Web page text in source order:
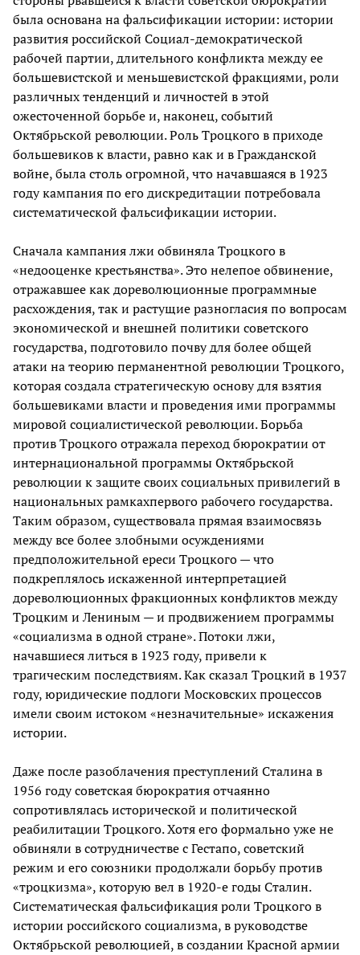
была основана на фальсификации истории: истории
развития российской Социал-демократической
рабочей партии, длительного конфликта между ее
большевистской и меньшевистской фракциями, роли
различных тенденций и личностей в этой
ожесточенной борьбе и, наконец, событий
Октябрьской революции. Роль Троцкого в приходе
большевиков к власти, равно как и в Гражданской
войне, была столь огромной, что начавшаяся в 1923
году кампания по его дискредитации потребовала
систематической фальсификации истории.
Сначала кампания лжи обвиняла Троцкого в
«недооценке крестьянства». Это нелепое обвинение,
отражавшее как дореволюционные программные
расхождения, так и растущие разногласия по вопросам
экономической и внешней политики советского
государства, подготовило почву для более общей
атаки на теорию перманентной революции Троцкого,
которая создала стратегическую основу для взятия
большевиками власти и проведения ими программы
мировой социалистической революции. Борьба
против Троцкого отражала переход бюрократии от
интернациональной программы Октябрьской
революции к защите своих социальных привилегий в
национальных рамкахпервого рабочего государства.
Таким образом, существовала прямая взаимосвязь
между все более злобными осуждениями
предположительной ереси Троцкого — что
подкреплялось искаженной интерпретацией
дореволюционных фракционных конфликтов между
Троцким и Лениным — и продвижением программы
«социализма в одной стране». Потоки лжи,
начавшиеся литься в 1923 году, привели к
трагическим последствиям. Как сказал Троцкий в 1937
году, юридические подлоги Московских процессов
имели своим истоком «незначительные» искажения
истории.
Даже после разоблачения преступлений Сталина в
1956 году советская бюрократия отчаянно
сопротивлялась исторической и политической
реабилитации Троцкого. Хотя его формально уже не
обвиняли в сотрудничестве с Гестапо, советский
режим и его союзники продолжали борьбу против
«троцкизма», которую вел в 1920-е годы Сталин.
Систематическая фальсификация роли Троцкого в
истории российского социализма, в руководстве
Октябрьской революцией, в создании Красной армии